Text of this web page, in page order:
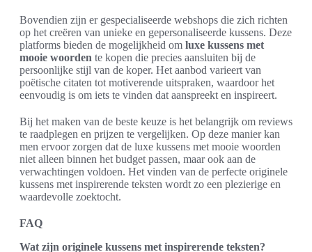
Bovendien zijn er gespecialiseerde webshops die zich richten
op het creëren van unieke en gepersonaliseerde kussens. Deze
platforms bieden de mogelijkheid om luxe kussens met
mooie woorden te kopen die precies aansluiten bij de
persoonlijke stijl van de koper. Het aanbod varieert van
poëtische citaten tot motiverende uitspraken, waardoor het
eenvoudig is om iets te vinden dat aanspreekt en inspireert.
Bij het maken van de beste keuze is het belangrijk om reviews
te raadplegen en prijzen te vergelijken. Op deze manier kan
men ervoor zorgen dat de luxe kussens met mooie woorden
niet alleen binnen het budget passen, maar ook aan de
verwachtingen voldoen. Het vinden van de perfecte originele
kussens met inspirerende teksten wordt zo een plezierige en
waardevolle zoektocht.
FAQ
Wat zijn originele kussens met inspirerende teksten?